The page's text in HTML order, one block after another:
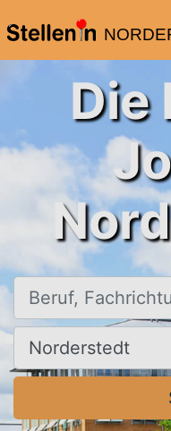
Die
Beruf, Fachrichtung,
Ort, Stadt